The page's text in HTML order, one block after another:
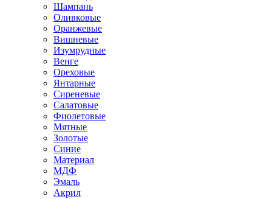
Шампань
Оливковые
Оранжевые
Вишневые
Изумрудные
Венге
Ореховые
Янтарные
Сиреневые
Салатовые
Фиолетовые
Мятные
Золотые
Синие
Материал
МДФ
Эмаль
Акрил